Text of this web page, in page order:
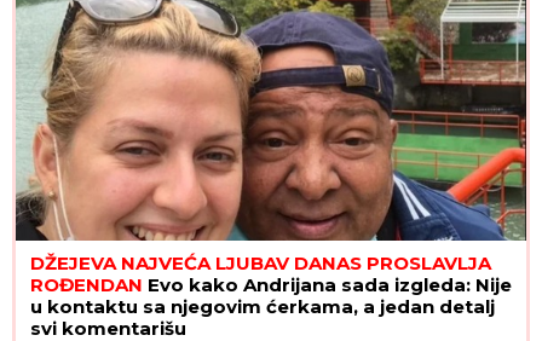
DŽEJEVA NAJVEĆA LJUBAV DANAS PROSLAVLJA
ROĐENDAN Evo kako Andrijana sada izgleda: Nije
u kontaktu sa njegovim ćerkama, a jedan detalj
svi komentarišu